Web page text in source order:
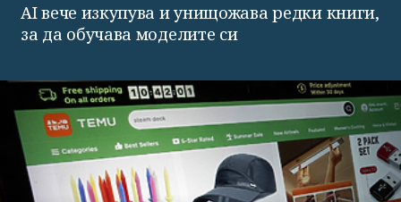
AI вече изкупува и унищожава редки книги,
за да обучава моделите си